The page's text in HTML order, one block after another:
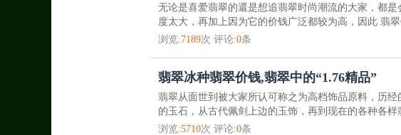
无论是喜爱翡翠的還是想追翡翠时尚潮流的大家，都
度太大，再加上因为它的价钱广泛都较为高，因此 翡
浏览:7189次 评论:0条
翡翠冰种翡翠价钱,翡翠中的“1.76精品”
翡翠从面世到被大家所认可称之为高档饰品原料，历
的玉石，从古代佩剑上边的玉饰，再到现在的各种各
浏览:5710次 评论:0条